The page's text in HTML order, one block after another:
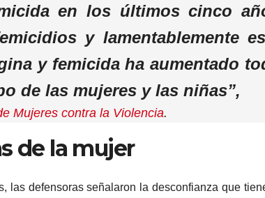
en los últimos cinco
y lamentablemente
y femicida ha aumentado
de las mujeres y las niñas”,
Mujeres contra la Violencia.
de la mujer
las defensoras señalaron la desconfianza que